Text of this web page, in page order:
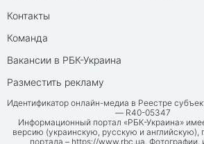
Контакты
Команда
Вакансии в РБК-Украина
Разместить рекламу
Идентификатор онлайн-медиа в Реестре
— R40-05347
Информационный портал «РБК-Украина»
версию (украинскую, русскую и английскую),
портала – https://www.rbc.ua. Фотографии,